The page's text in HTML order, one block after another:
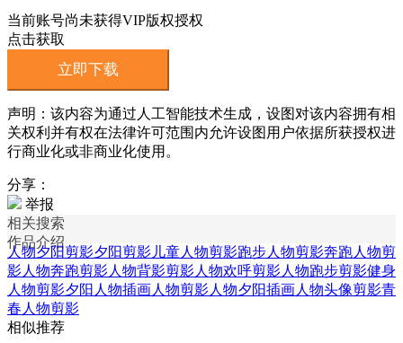
当前账号尚未获得VIP版权授权
点击获取
立即下载
声明：该内容为通过人工智能技术生成，设图对该内容拥有相
关权利并有权在法律许可范围内允许设图用户依据所获授权进
行商业化或非商业化使用。
分享：
举报
相关搜索
作品介绍
人物夕阳剪影夕阳剪影 儿童人物剪影跑步人物剪影奔跑人物剪
影人物奔跑剪影人物背影剪影人物欢呼剪影人物跑步剪影健身
人物剪影夕阳人物插画人物剪影人物夕阳插画人物头像剪影青
春人物剪影
相似推荐